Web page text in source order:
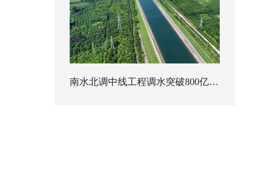
南水北调中线工程调水突破800亿立方米